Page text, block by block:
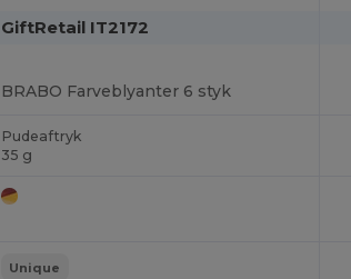
GiftRetail IT2172
BRABO Farveblyanter 6 styk
Pudeaftryk
35 g
Unique